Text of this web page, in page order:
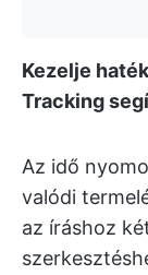
Kezelje
Tracking
Az idő
valódi
az íráshoz